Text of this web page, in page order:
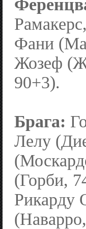
Фани
Жозеф
90+3).
Брага:
Лелу
(Горби,
Рикарду